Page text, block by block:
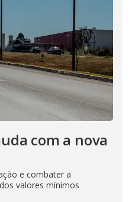
com a nova
e combater a
valores mínimos